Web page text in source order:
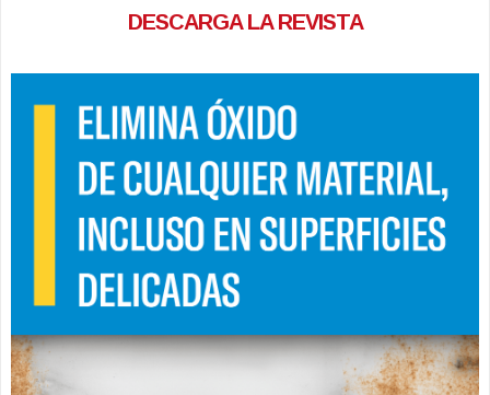
DESCARGA LA REVISTA